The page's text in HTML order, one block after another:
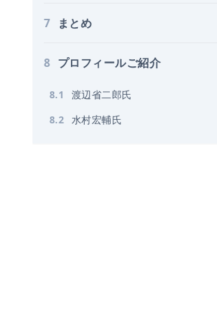
7 まとめ
8 プロフィールご紹介
8.1
渡辺省二郎氏
8.2 水村宏輔氏